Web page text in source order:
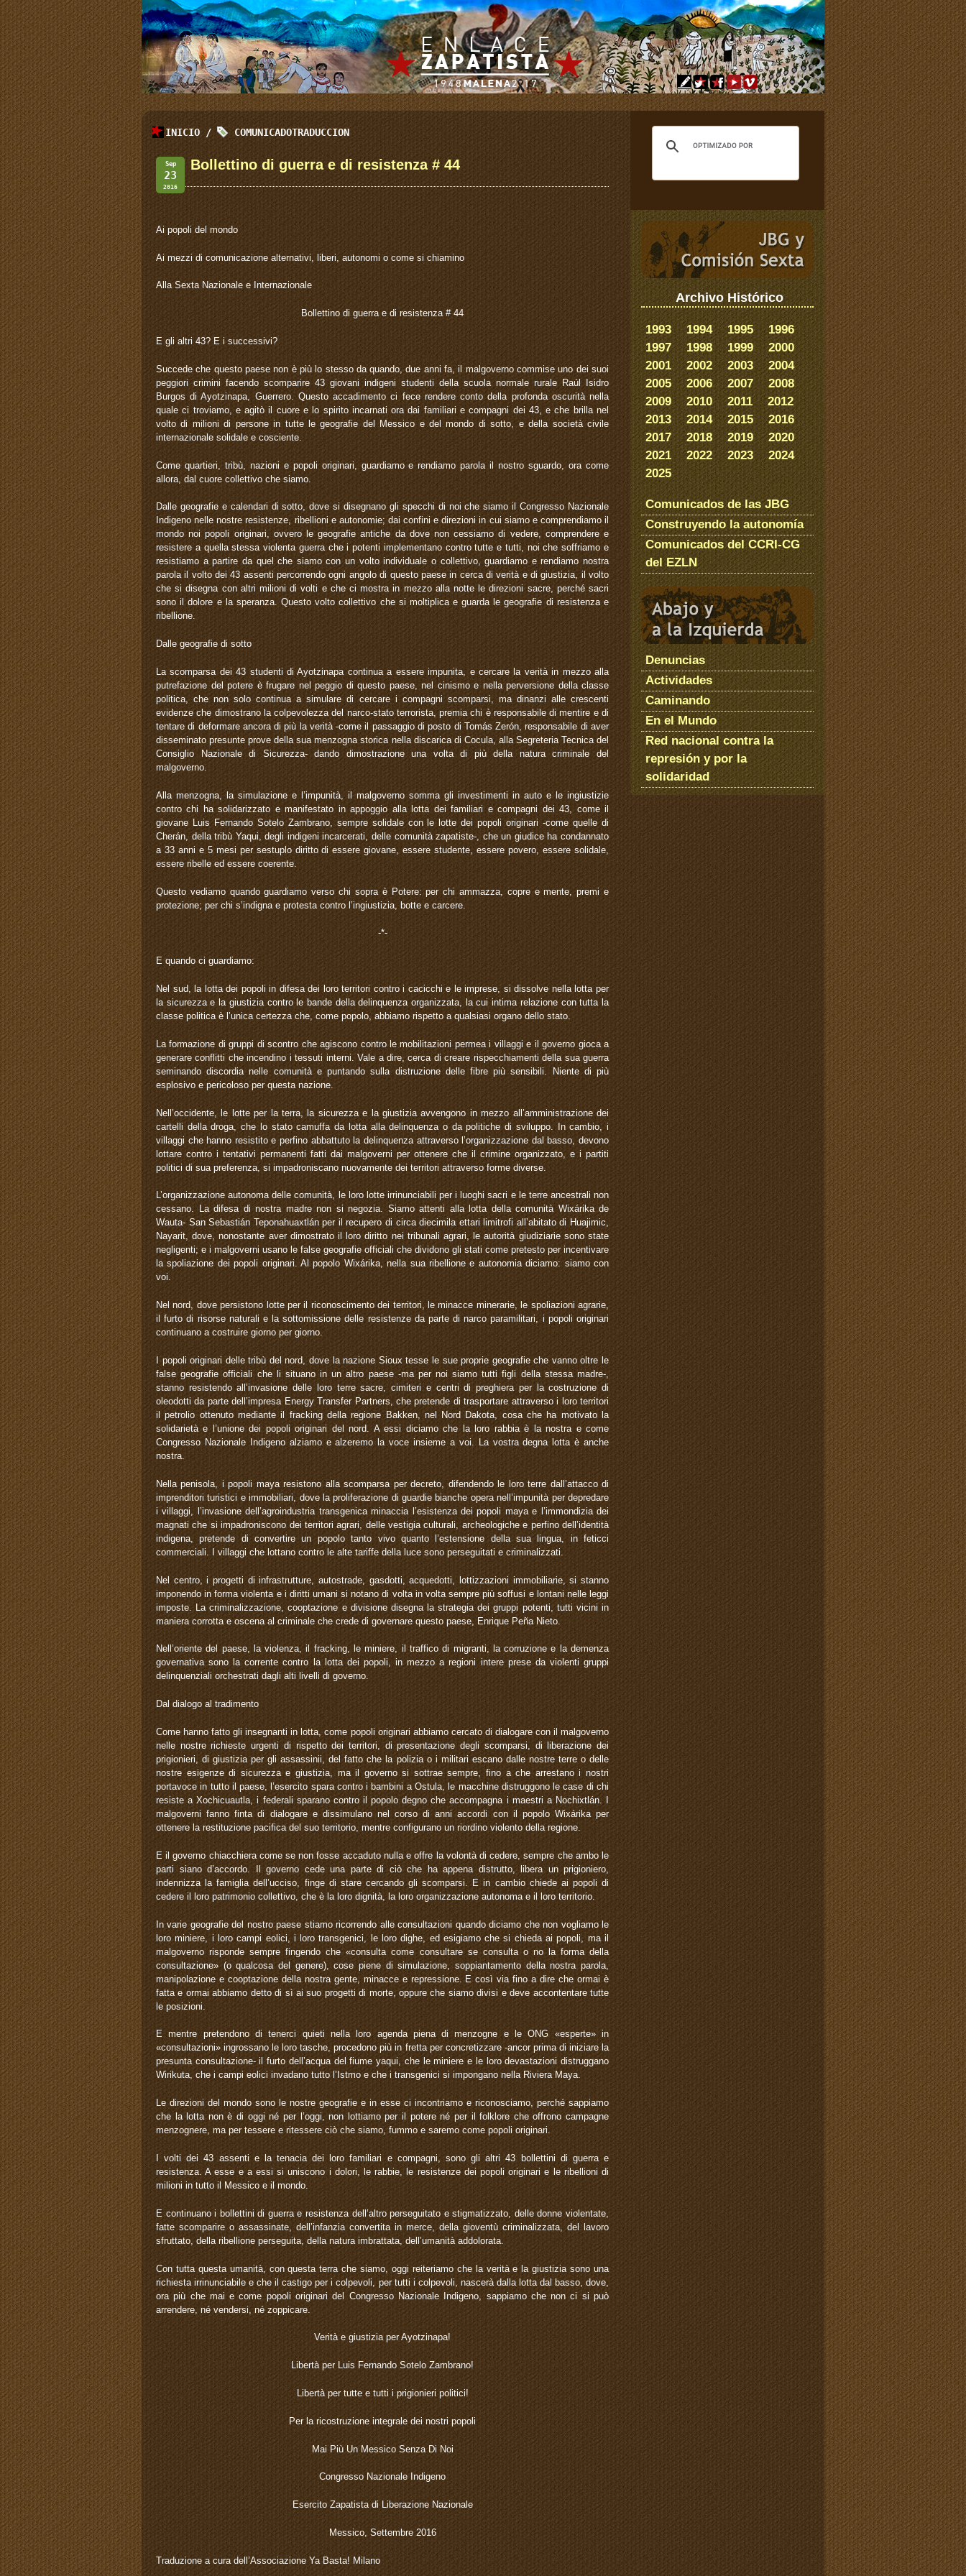
INICIO / COMUNICADOTRADUCCION
Sep
23
2016
Bollettino di guerra e di resistenza # 44
Ai popoli del mondo
Ai mezzi di comunicazione alternativi, liberi, autonomi o come si chiamino
Alla Sexta Nazionale e Internazionale
Bollettino di guerra e di resistenza # 44
E gli altri 43? E i successivi?
Succede che questo paese non è più lo stesso da quando, due anni fa, il malgoverno commise uno dei suoi
peggiori crimini facendo scomparire 43 giovani indigeni studenti della scuola normale rurale Raúl Isidro
Burgos di Ayotzinapa, Guerrero. Questo accadimento ci fece rendere conto della profonda oscurità nella
quale ci troviamo, e agitò il cuore e lo spirito incarnati ora dai familiari e compagni dei 43, e che brilla nel
volto di milioni di persone in tutte le geografie del Messico e del mondo di sotto, e della società civile
internazionale solidale e cosciente.
Come quartieri, tribù, nazioni e popoli originari, guardiamo e rendiamo parola il nostro sguardo, ora come
allora, dal cuore collettivo che siamo.
Dalle geografie e calendari di sotto, dove si disegnano gli specchi di noi che siamo il Congresso Nazionale
Indigeno nelle nostre resistenze, ribellioni e autonomie; dai confini e direzioni in cui siamo e comprendiamo il
mondo noi popoli originari, ovvero le geografie antiche da dove non cessiamo di vedere, comprendere e
resistere a quella stessa violenta guerra che i potenti implementano contro tutte e tutti, noi che soffriamo e
resistiamo a partire da quel che siamo con un volto individuale o collettivo, guardiamo e rendiamo nostra
parola il volto dei 43 assenti percorrendo ogni angolo di questo paese in cerca di verità e di giustizia, il volto
che si disegna con altri milioni di volti e che ci mostra in mezzo alla notte le direzioni sacre, perché sacri
sono il dolore e la speranza. Questo volto collettivo che si moltiplica e guarda le geografie di resistenza e
ribellione.
Dalle geografie di sotto
La scomparsa dei 43 studenti di Ayotzinapa continua a essere impunita, e cercare la verità in mezzo alla
putrefazione del potere è frugare nel peggio di questo paese, nel cinismo e nella perversione della classe
politica, che non solo continua a simulare di cercare i compagni scomparsi, ma dinanzi alle crescenti
evidenze che dimostrano la colpevolezza del narco-stato terrorista, premia chi è responsabile di mentire e di
tentare di deformare ancora di più la verità -come il passaggio di posto di Tomás Zerón, responsabile di aver
disseminato presunte prove della sua menzogna storica nella discarica di Cocula, alla Segreteria Tecnica del
Consiglio Nazionale di Sicurezza- dando dimostrazione una volta di più della natura criminale del
malgoverno.
Alla menzogna, la simulazione e l’impunità, il malgoverno somma gli investimenti in auto e le ingiustizie
contro chi ha solidarizzato e manifestato in appoggio alla lotta dei familiari e compagni dei 43, come il
giovane Luis Fernando Sotelo Zambrano, sempre solidale con le lotte dei popoli originari -come quelle di
Cherán, della tribù Yaqui, degli indigeni incarcerati, delle comunità zapatiste-, che un giudice ha condannato
a 33 anni e 5 mesi per sestuplo diritto di essere giovane, essere studente, essere povero, essere solidale,
essere ribelle ed essere coerente.
Questo vediamo quando guardiamo verso chi sopra è Potere: per chi ammazza, copre e mente, premi e
protezione; per chi s’indigna e protesta contro l’ingiustizia, botte e carcere.
-*-
E quando ci guardiamo:
Nel sud, la lotta dei popoli in difesa dei loro territori contro i cacicchi e le imprese, si dissolve nella lotta per
la sicurezza e la giustizia contro le bande della delinquenza organizzata, la cui intima relazione con tutta la
classe politica è l’unica certezza che, come popolo, abbiamo rispetto a qualsiasi organo dello stato.
La formazione di gruppi di scontro che agiscono contro le mobilitazioni permea i villaggi e il governo gioca a
generare conflitti che incendino i tessuti interni. Vale a dire, cerca di creare rispecchiamenti della sua guerra
seminando discordia nelle comunità e puntando sulla distruzione delle fibre più sensibili. Niente di più
esplosivo e pericoloso per questa nazione.
Nell’occidente, le lotte per la terra, la sicurezza e la giustizia avvengono in mezzo all’amministrazione dei
cartelli della droga, che lo stato camuffa da lotta alla delinquenza o da politiche di sviluppo. In cambio, i
villaggi che hanno resistito e perfino abbattuto la delinquenza attraverso l’organizzazione dal basso, devono
lottare contro i tentativi permanenti fatti dai malgoverni per ottenere che il crimine organizzato, e i partiti
politici di sua preferenza, si impadroniscano nuovamente dei territori attraverso forme diverse.
L’organizzazione autonoma delle comunità, le loro lotte irrinunciabili per i luoghi sacri e le terre ancestrali non
cessano. La difesa di nostra madre non si negozia. Siamo attenti alla lotta della comunità Wixárika de
Wauta- San Sebastián Teponahuaxtlán per il recupero di circa diecimila ettari limitrofi all’abitato di Huajimic,
Nayarit, dove, nonostante aver dimostrato il loro diritto nei tribunali agrari, le autorità giudiziarie sono state
negligenti; e i malgoverni usano le false geografie officiali che dividono gli stati come pretesto per incentivare
la spoliazione dei popoli originari. Al popolo Wixárika, nella sua ribellione e autonomia diciamo: siamo con
voi.
Nel nord, dove persistono lotte per il riconoscimento dei territori, le minacce minerarie, le spoliazioni agrarie,
il furto di risorse naturali e la sottomissione delle resistenze da parte di narco paramilitari, i popoli originari
continuano a costruire giorno per giorno.
I popoli originari delle tribù del nord, dove la nazione Sioux tesse le sue proprie geografie che vanno oltre le
false geografie officiali che li situano in un altro paese -ma per noi siamo tutti figli della stessa madre-,
stanno resistendo all’invasione delle loro terre sacre, cimiteri e centri di preghiera per la costruzione di
oleodotti da parte dell’impresa Energy Transfer Partners, che pretende di trasportare attraverso i loro territori
il petrolio ottenuto mediante il fracking della regione Bakken, nel Nord Dakota, cosa che ha motivato la
solidarietà e l’unione dei popoli originari del nord. A essi diciamo che la loro rabbia è la nostra e come
Congresso Nazionale Indigeno alziamo e alzeremo la voce insieme a voi. La vostra degna lotta è anche
nostra.
Nella penisola, i popoli maya resistono alla scomparsa per decreto, difendendo le loro terre dall’attacco di
imprenditori turistici e immobiliari, dove la proliferazione di guardie bianche opera nell’impunità per depredare
i villaggi, l’invasione dell’agroindustria transgenica minaccia l’esistenza dei popoli maya e l’immondizia dei
magnati che si impadroniscono dei territori agrari, delle vestigia culturali, archeologiche e perfino dell’identità
indigena, pretende di convertire un popolo tanto vivo quanto l’estensione della sua lingua, in feticci
commerciali. I villaggi che lottano contro le alte tariffe della luce sono perseguitati e criminalizzati.
Nel centro, i progetti di infrastrutture, autostrade, gasdotti, acquedotti, lottizzazioni immobiliarie, si stanno
imponendo in forma violenta e i diritti umani si notano di volta in volta sempre più soffusi e lontani nelle leggi
imposte. La criminalizzazione, cooptazione e divisione disegna la strategia dei gruppi potenti, tutti vicini in
maniera corrotta e oscena al criminale che crede di governare questo paese, Enrique Peña Nieto.
Nell’oriente del paese, la violenza, il fracking, le miniere, il traffico di migranti, la corruzione e la demenza
governativa sono la corrente contro la lotta dei popoli, in mezzo a regioni intere prese da violenti gruppi
delinquenziali orchestrati dagli alti livelli di governo.
Dal dialogo al tradimento
Come hanno fatto gli insegnanti in lotta, come popoli originari abbiamo cercato di dialogare con il malgoverno
nelle nostre richieste urgenti di rispetto dei territori, di presentazione degli scomparsi, di liberazione dei
prigionieri, di giustizia per gli assassinii, del fatto che la polizia o i militari escano dalle nostre terre o delle
nostre esigenze di sicurezza e giustizia, ma il governo si sottrae sempre, fino a che arrestano i nostri
portavoce in tutto il paese, l’esercito spara contro i bambini a Ostula, le macchine distruggono le case di chi
resiste a Xochicuautla, i federali sparano contro il popolo degno che accompagna i maestri a Nochixtlán. I
malgoverni fanno finta di dialogare e dissimulano nel corso di anni accordi con il popolo Wixárika per
ottenere la restituzione pacifica del suo territorio, mentre configurano un riordino violento della regione.
E il governo chiacchiera come se non fosse accaduto nulla e offre la volontà di cedere, sempre che ambo le
parti siano d’accordo. Il governo cede una parte di ciò che ha appena distrutto, libera un prigioniero,
indennizza la famiglia dell’ucciso, finge di stare cercando gli scomparsi. E in cambio chiede ai popoli di
cedere il loro patrimonio collettivo, che è la loro dignità, la loro organizzazione autonoma e il loro territorio.
In varie geografie del nostro paese stiamo ricorrendo alle consultazioni quando diciamo che non vogliamo le
loro miniere, i loro campi eolici, i loro transgenici, le loro dighe, ed esigiamo che si chieda ai popoli, ma il
malgoverno risponde sempre fingendo che «consulta come consultare se consulta o no la forma della
consultazione» (o qualcosa del genere), cose piene di simulazione, soppiantamento della nostra parola,
manipolazione e cooptazione della nostra gente, minacce e repressione. E così via fino a dire che ormai è
fatta e ormai abbiamo detto di sì ai suo progetti di morte, oppure che siamo divisi e deve accontentare tutte
le posizioni.
E mentre pretendono di tenerci quieti nella loro agenda piena di menzogne e le ONG «esperte» in
«consultazioni» ingrossano le loro tasche, procedono più in fretta per concretizzare -ancor prima di iniziare la
presunta consultazione- il furto dell’acqua del fiume yaqui, che le miniere e le loro devastazioni distruggano
Wirikuta, che i campi eolici invadano tutto l’Istmo e che i transgenici si impongano nella Riviera Maya.
Le direzioni del mondo sono le nostre geografie e in esse ci incontriamo e riconosciamo, perché sappiamo
che la lotta non è di oggi né per l’oggi, non lottiamo per il potere né per il folklore che offrono campagne
menzognere, ma per tessere e ritessere ciò che siamo, fummo e saremo come popoli originari.
I volti dei 43 assenti e la tenacia dei loro familiari e compagni, sono gli altri 43 bollettini di guerra e
resistenza. A esse e a essi si uniscono i dolori, le rabbie, le resistenze dei popoli originari e le ribellioni di
milioni in tutto il Messico e il mondo.
E continuano i bollettini di guerra e resistenza dell’altro perseguitato e stigmatizzato, delle donne violentate,
fatte scomparire o assassinate, dell’infanzia convertita in merce, della gioventù criminalizzata, del lavoro
sfruttato, della ribellione perseguita, della natura imbrattata, dell’umanità addolorata.
Con tutta questa umanità, con questa terra che siamo, oggi reiteriamo che la verità e la giustizia sono una
richiesta irrinunciabile e che il castigo per i colpevoli, per tutti i colpevoli, nascerà dalla lotta dal basso, dove,
ora più che mai e come popoli originari del Congresso Nazionale Indigeno, sappiamo che non ci si può
arrendere, né vendersi, né zoppicare.
Verità e giustizia per Ayotzinapa!
Libertà per Luis Fernando Sotelo Zambrano!
Libertà per tutte e tutti i prigionieri politici!
Per la ricostruzione integrale dei nostri popoli
Mai Più Un Messico Senza Di Noi
Congresso Nazionale Indigeno
Esercito Zapatista di Liberazione Nazionale
Messico, Settembre 2016
Traduzione a cura dell’Associazione Ya Basta! Milano
Archivo Histórico
1993 1994 1995
1996
1997
1998 1999
2000
2001
2002 2003
2004
2005
2006 2007
2008
2009
2010 2011
2012
2013
2014 2015
2016
2017
2018 2019
2020
2021
2022 2023
2024
2025
Comunicados de las JBG
Construyendo la autonomía
Comunicados del CCRI-CG
del EZLN
Denuncias
Actividades
Caminando
En el Mundo
Red nacional contra la
represión y por la
solidaridad